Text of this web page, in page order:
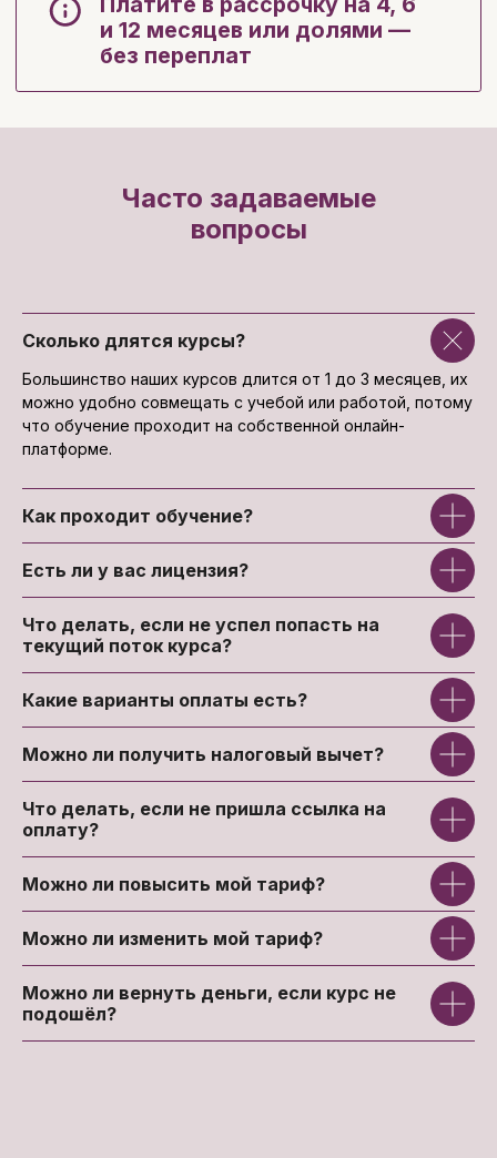
Часто задаваемые
вопросы
Сколько длятся курсы?
Большинство наших курсов длится от 1 до 3 месяцев, их
можно удобно совмещать с учебой или работой, потому
что обучение проходит на собственной онлайн-
платформе.
Как проходит обучение?
Есть ли у вас лицензия?
Что делать, если не успел попасть на
текущий поток курса?
Какие варианты оплаты есть?
Можно ли получить налоговый вычет?
Что делать, если не пришла ссылка на
оплату?
Можно ли повысить мой тариф?
Можно ли изменить мой тариф?
Можно ли вернуть деньги, если курс не
подошёл?